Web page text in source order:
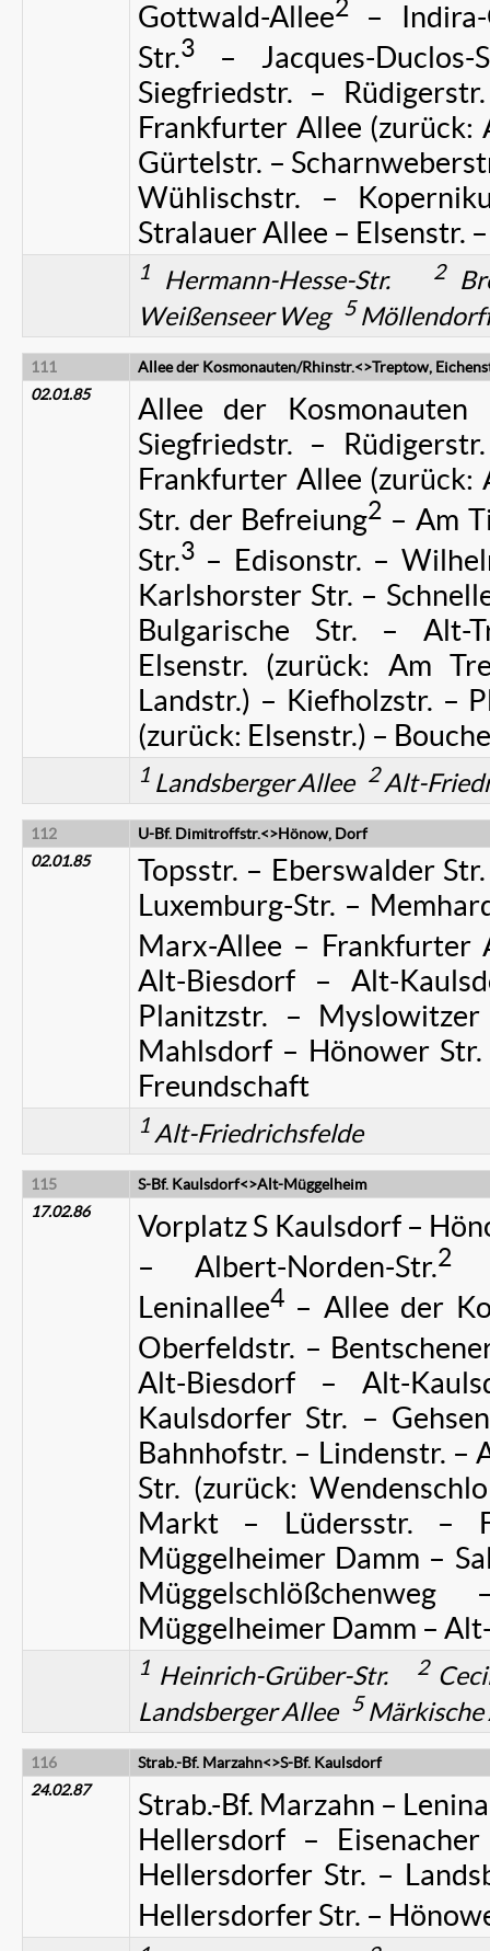
Gottwald-Allee2 – Indira-
Str.3 – Jacques-Duclos-
Siegfriedstr. –
Frankfurter Allee (zurück:
Gürtelstr. –
Wühlischstr. –
Stralauer Allee – Elsenstr.
1 Hermann-Hesse-Str. 2
Weißenseer Weg 5
111
Allee der Kosmonauten/Rhinstr.<>Treptow,
02.01.85
Allee der
Siegfriedstr. –
Frankfurter Allee (zurück:
Str. der Befreiung2 – Am
Str.3 – Edisonstr. –
Karlshorster Str. –
Bulgarische Str. – Alt-
Elsenstr. (zurück: Am
Landstr.) – Kiefholzstr. –
(zurück: Elsenstr.) –
1 Landsberger Allee 2Alt-
112
U-Bf. Dimitroffstr.<>Hönow, Dorf
02.01.85
Topsstr. – Eberswalder
Luxemburg-Str. –
Marx-Allee – Frankfurter
Alt-Biesdorf – Alt-
Planitzstr. –
Mahlsdorf – Hönower
Freundschaft
1 Alt-Friedrichsfelde
115
S-Bf. Kaulsdorf<>Alt-Müggelheim
17.02.86
Vorplatz S Kaulsdorf –
– Albert-Norden-Str.2–
Leninallee4 – Allee der
Oberfeldstr. –
Alt-Biesdorf – Alt-
Kaulsdorfer Str. –
Bahnhofstr. – Lindenstr. –
Str. (zurück:
Markt – Lüdersstr. –
Müggelheimer Damm –
Müggelheimer Damm –
1 Heinrich-Grüber-Str. 2
Landsberger Allee 5Märkische
116
Strab.-Bf. Marzahn<>S-Bf. Kaulsdorf
24.02.87
Strab.-Bf. Marzahn –
Hellersdorf –
Hellersdorfer Str. –
Hellersdorfer Str. –